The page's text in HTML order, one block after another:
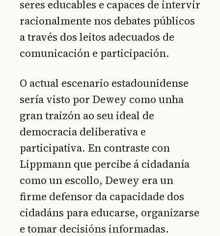
seres educables e capaces de intervir
racionalmente nos debates públicos
a través dos leitos adecuados de
comunicación e participación.
O actual escenario estadounidense
sería visto por Dewey como unha
gran traizón ao seu ideal de
democracia deliberativa e
participativa. En contraste con
Lippmann que percibe á cidadanía
como un escollo, Dewey era un
firme defensor da capacidade dos
cidadáns para educarse, organizarse
e tomar decisións informadas.